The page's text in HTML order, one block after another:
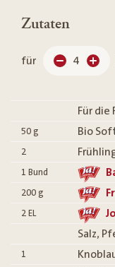
Zutaten
für 4
Für die
50 g Bio
2
1 Bund
200 g
2 EL
Salz,
1